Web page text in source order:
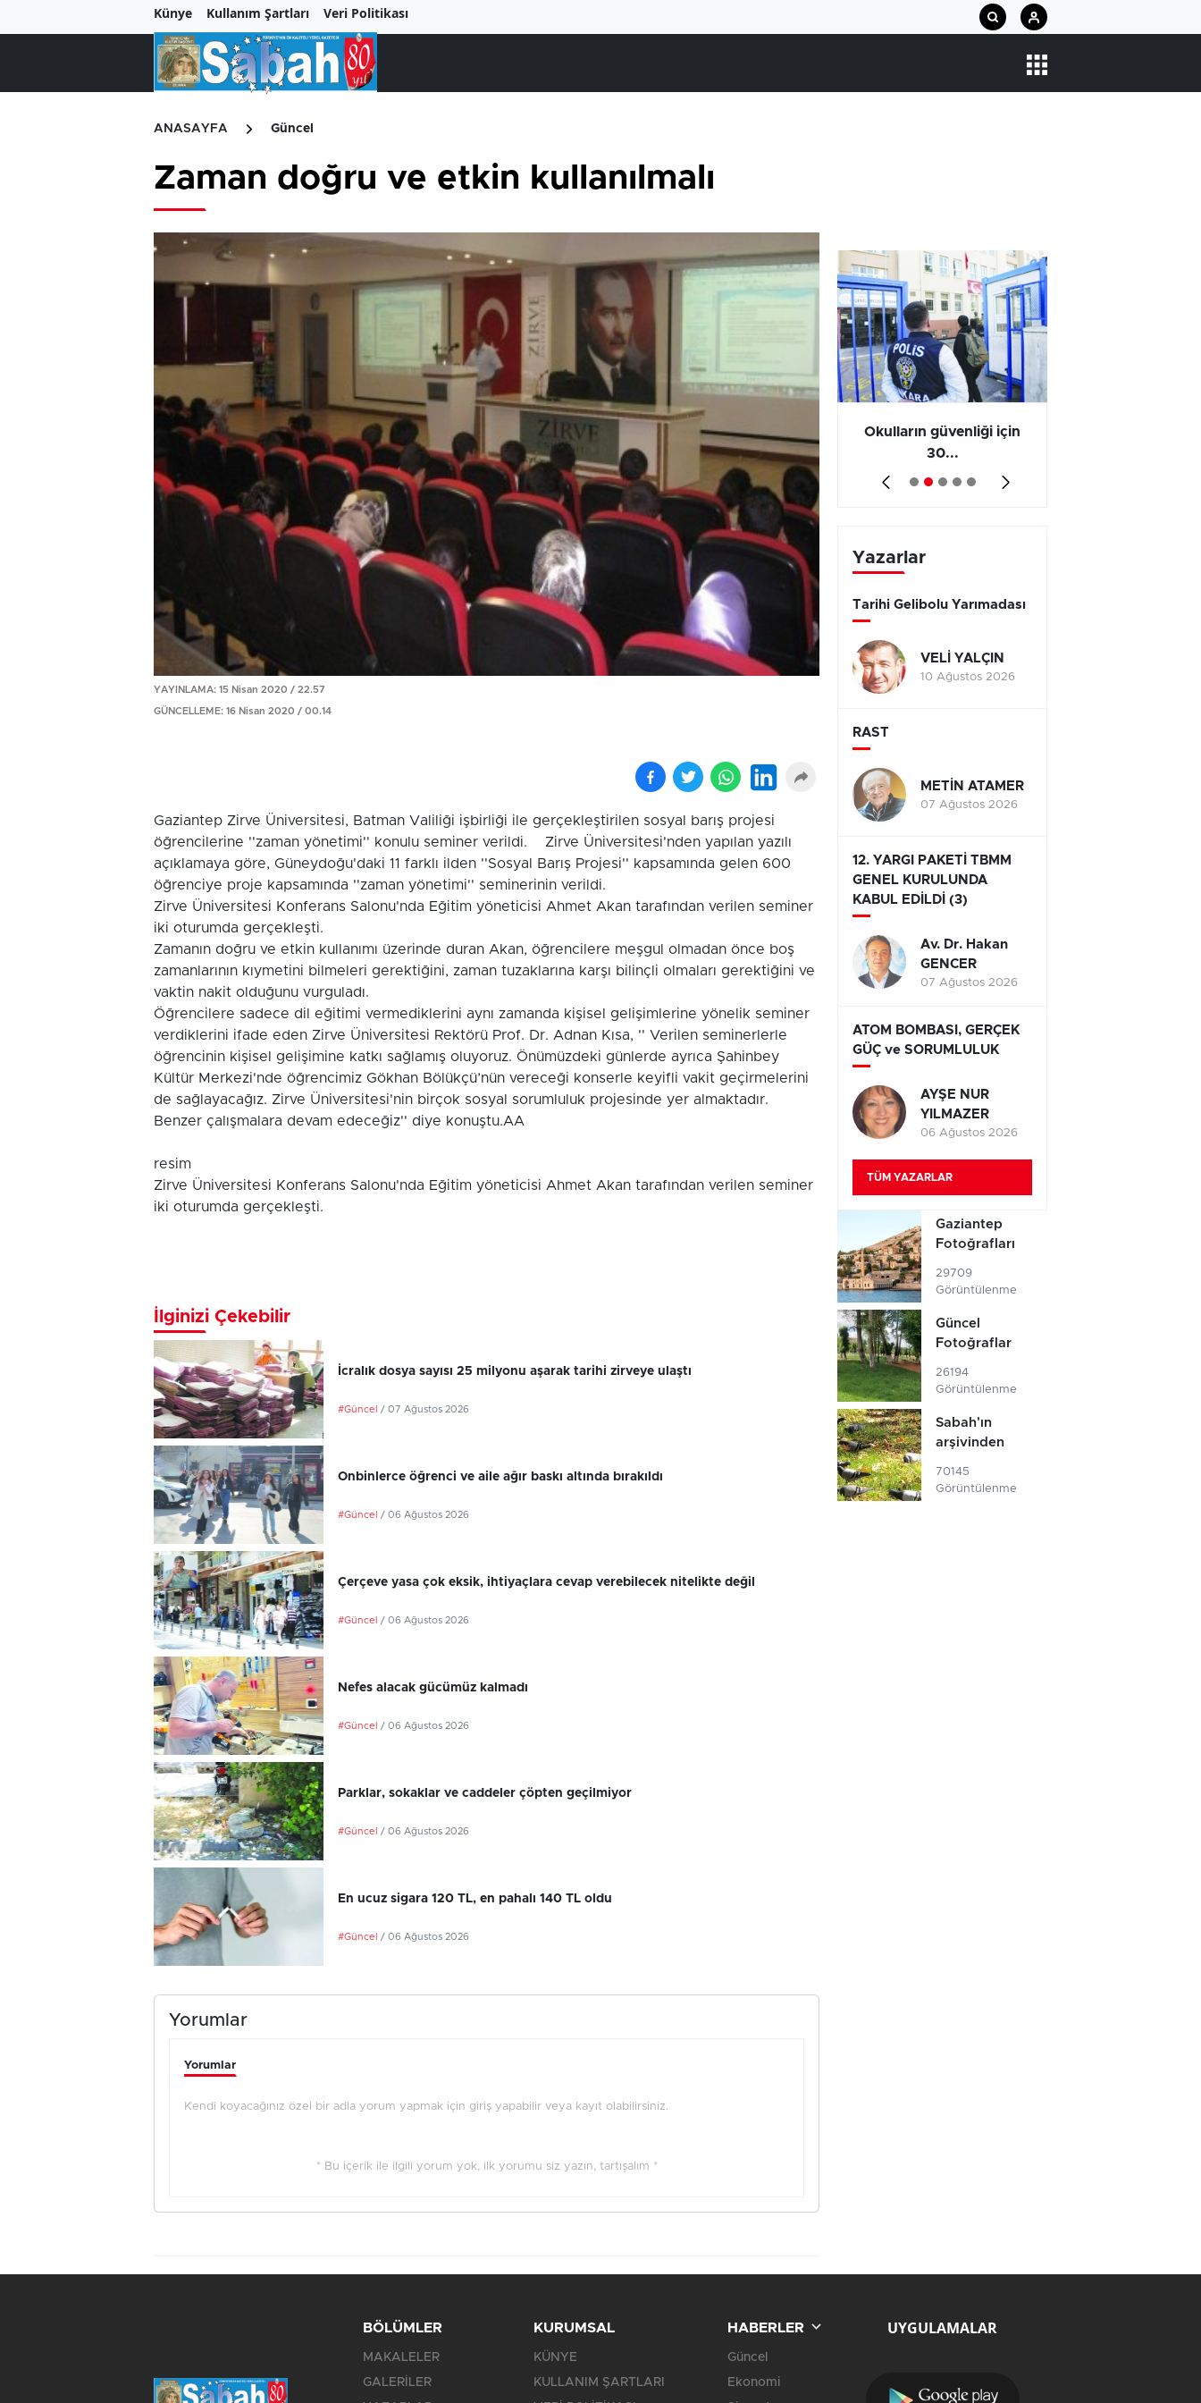
Künye Kullanım Şartları Veri Politikası
ANASAYFA Güncel
Zaman doğru ve etkin kullanılmalı
YAYINLAMA: 15 Nisan 2020 / 22.57
GÜNCELLEME: 16 Nisan 2020 / 00.14
Gaziantep Zirve Üniversitesi, Batman Valiliği işbirliği ile gerçekleştirilen sosyal barış projesi
öğrencilerine ''zaman yönetimi'' konulu seminer verildi. Zirve Üniversitesi'nden yapılan yazılı
açıklamaya göre, Güneydoğu'daki 11 farklı ilden ''Sosyal Barış Projesi'' kapsamında gelen 600
öğrenciye proje kapsamında ''zaman yönetimi'' seminerinin verildi.
Zirve Üniversitesi Konferans Salonu'nda Eğitim yöneticisi Ahmet Akan tarafından verilen seminer
iki oturumda gerçekleşti.
Zamanın doğru ve etkin kullanımı üzerinde duran Akan, öğrencilere meşgul olmadan önce boş
zamanlarının kıymetini bilmeleri gerektiğini, zaman tuzaklarına karşı bilinçli olmaları gerektiğini ve
vaktin nakit olduğunu vurguladı.
Öğrencilere sadece dil eğitimi vermediklerini aynı zamanda kişisel gelişimlerine yönelik seminer
verdiklerini ifade eden Zirve Üniversitesi Rektörü Prof. Dr. Adnan Kısa, '' Verilen seminerlerle
öğrencinin kişisel gelişimine katkı sağlamış oluyoruz. Önümüzdeki günlerde ayrıca Şahinbey
Kültür Merkezi'nde öğrencimiz Gökhan Bölükçü’nün vereceği konserle keyifli vakit geçirmelerini
de sağlayacağız. Zirve Üniversitesi'nin birçok sosyal sorumluluk projesinde yer almaktadır.
Benzer çalışmalara devam edeceğiz'' diye konuştu.AA
resim
Zirve Üniversitesi Konferans Salonu'nda Eğitim yöneticisi Ahmet Akan tarafından verilen seminer
iki oturumda gerçekleşti.
İlginizi Çekebilir
İcralık dosya sayısı 25 milyonu aşarak tarihi zirveye ulaştı
#Güncel / 07 Ağustos 2026
Onbinlerce öğrenci ve aile ağır baskı altında bırakıldı
#Güncel / 06 Ağustos 2026
Çerçeve yasa çok eksik, ihtiyaçlara cevap verebilecek nitelikte değil
#Güncel / 06 Ağustos 2026
Nefes alacak gücümüz kalmadı
#Güncel / 06 Ağustos 2026
Parklar, sokaklar ve caddeler çöpten geçilmiyor
#Güncel / 06 Ağustos 2026
En ucuz sigara 120 TL, en pahalı 140 TL oldu
#Güncel / 06 Ağustos 2026
Yorumlar
Yorumlar
Kendi koyacağınız özel bir adla yorum yapmak için giriş yapabilir veya kayıt olabilirsiniz.
* Bu içerik ile ilgili yorum yok, ilk yorumu siz yazın, tartışalım *
Sokak kedileri, ev kedisi
ol...
Altında sert yükseliş
sürüyo...
Okulların güvenliği için
30...
Yazarlar
Tarihi Gelibolu Yarımadası
VELİ YALÇIN
10 Ağustos 2026
RAST
METİN ATAMER
07 Ağustos 2026
12. YARGI PAKETİ TBMM
GENEL KURULUNDA
KABUL EDİLDİ (3)
Av. Dr. Hakan
GENCER
07 Ağustos 2026
ATOM BOMBASI, GERÇEK
GÜÇ ve SORUMLULUK
AYŞE NUR
YILMAZER
06 Ağustos 2026
TÜM YAZARLAR
Gaziantep
Fotoğrafları
29709
Görüntülenme
Güncel
Fotoğraflar
26194
Görüntülenme
Sabah'ın
arşivinden
70145
Görüntülenme
BÖLÜMLER
MAKALELER
GALERİLER
KURUMSAL
KÜNYE
KULLANIM ŞARTLARI
HABERLER
Güncel
Ekonomi
UYGULAMALAR